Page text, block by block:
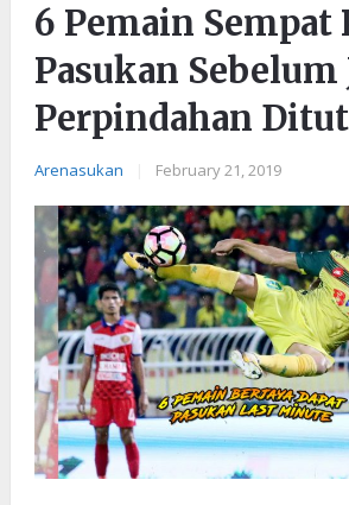
6 Pemain Sempat
Pasukan Sebelum
Perpindahan
Arenasukan February 21, 2019